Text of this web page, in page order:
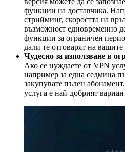
функции на доставчика.
стрийминг, скоростта на
възможност едновременно
функции за ограничен
дали те отговарят на
Чудесно за използване в
Ако се нуждаете от VPN
например за една седмица
закупувате пълен
услуга е най-добрият